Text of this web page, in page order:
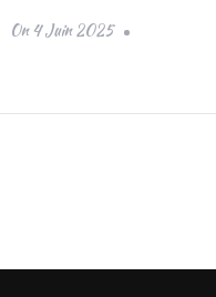
On 4 Juin 2025